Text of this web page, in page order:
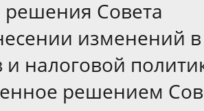
Аппарат Совета депутатов
правовых документов и иных
решений
о
Сведения об использовании
выделяемых бюджетных
Совета
изменений в
налоговой
решением